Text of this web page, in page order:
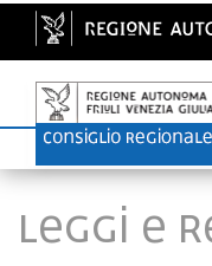
LEGGI E